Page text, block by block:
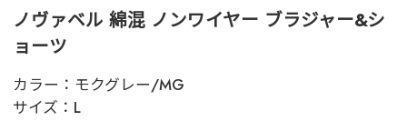
ノヴァベル 綿混 ノンワイヤー ブラジャー&シ
ョーツ
カラー： モクグレー/MG
サイズ： L